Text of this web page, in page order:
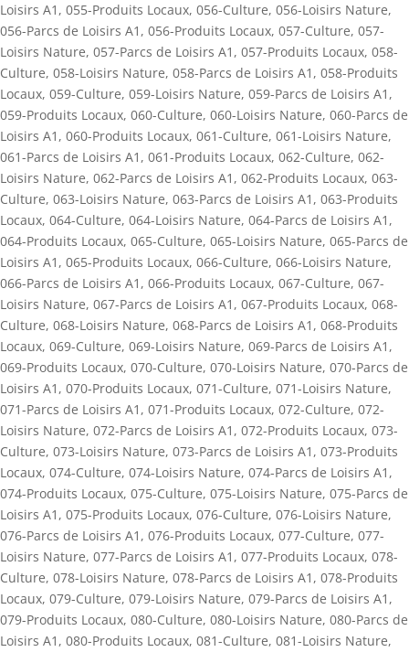
Loisirs A1 , 055-Produits Locaux, 056-Culture, 056-Loisirs Nature,
056-Parcs de Loisirs A1 , 056-Produits Locaux, 057-Culture, 057-
Loisirs Nature, 057-Parcs de Loisirs A1 , 057-Produits Locaux, 058-
Culture, 058-Loisirs Nature, 058-Parcs de Loisirs A1 , 058-Produits
Locaux, 059-Culture, 059-Loisirs Nature, 059-Parcs de Loisirs A1 ,
059-Produits Locaux, 060-Culture, 060-Loisirs Nature, 060-Parcs de
Loisirs A1 , 060-Produits Locaux, 061-Culture, 061-Loisirs Nature,
061-Parcs de Loisirs A1 , 061-Produits Locaux, 062-Culture, 062-
Loisirs Nature, 062-Parcs de Loisirs A1 , 062-Produits Locaux, 063-
Culture, 063-Loisirs Nature, 063-Parcs de Loisirs A1 , 063-Produits
Locaux, 064-Culture, 064-Loisirs Nature, 064-Parcs de Loisirs A1 ,
064-Produits Locaux, 065-Culture, 065-Loisirs Nature, 065-Parcs de
Loisirs A1 , 065-Produits Locaux, 066-Culture, 066-Loisirs Nature,
066-Parcs de Loisirs A1 , 066-Produits Locaux, 067-Culture, 067-
Loisirs Nature, 067-Parcs de Loisirs A1 , 067-Produits Locaux, 068-
Culture, 068-Loisirs Nature, 068-Parcs de Loisirs A1 , 068-Produits
Locaux, 069-Culture, 069-Loisirs Nature, 069-Parcs de Loisirs A1 ,
069-Produits Locaux, 070-Culture, 070-Loisirs Nature, 070-Parcs de
Loisirs A1 , 070-Produits Locaux, 071-Culture, 071-Loisirs Nature,
071-Parcs de Loisirs A1 , 071-Produits Locaux, 072-Culture, 072-
Loisirs Nature, 072-Parcs de Loisirs A1 , 072-Produits Locaux, 073-
Culture, 073-Loisirs Nature, 073-Parcs de Loisirs A1 , 073-Produits
Locaux, 074-Culture, 074-Loisirs Nature, 074-Parcs de Loisirs A1 ,
074-Produits Locaux, 075-Culture, 075-Loisirs Nature, 075-Parcs de
Loisirs A1 , 075-Produits Locaux, 076-Culture, 076-Loisirs Nature,
076-Parcs de Loisirs A1 , 076-Produits Locaux, 077-Culture, 077-
Loisirs Nature, 077-Parcs de Loisirs A1 , 077-Produits Locaux, 078-
Culture, 078-Loisirs Nature, 078-Parcs de Loisirs A1 , 078-Produits
Locaux, 079-Culture, 079-Loisirs Nature, 079-Parcs de Loisirs A1 ,
079-Produits Locaux, 080-Culture, 080-Loisirs Nature, 080-Parcs de
Loisirs A1 , 080-Produits Locaux, 081-Culture, 081-Loisirs Nature,